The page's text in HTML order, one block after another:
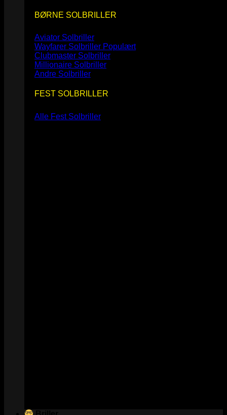
BØRNE SOLBRILLER
Aviator Solbriller
Wayfarer Solbriller
Clubmaster Solbriller
Millionaire Solbriller
Andre Solbriller
FEST SOLBRILLER
Alle Fest Solbriller